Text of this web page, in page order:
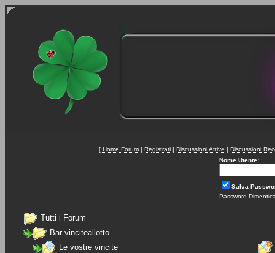
[ Home Forum| Registrati| Discussioni Attive | Discussioni
Nome Utente:
Salva
Password
Tutti i Forum
Bar vinciteallotto
Le vostre vincite